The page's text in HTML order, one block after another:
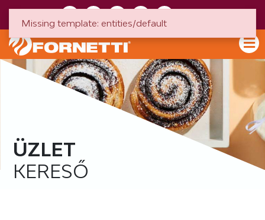
ÜZLET
KERESŐ
Missing template: entities/default